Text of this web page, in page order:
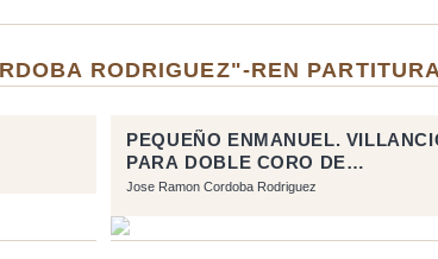
RODRIGUEZ"-REN
PEQUEÑO ENMANUEL.
PARA DOBLE CORO DE
BOMBARDINOS Y TUBAS.
Jose Ramon Cordoba Rodriguez